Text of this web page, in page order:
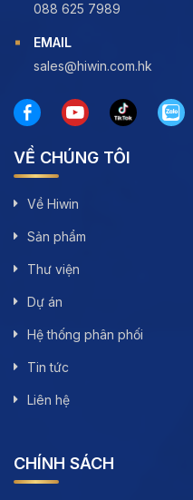
088 625 7989
EMAIL
sales@hiwin.com.hk
VỀ CHÚNG TÔI
Về Hiwin
Sản phẩm
Thư viện
Dự án
Hệ thống phân phối
Tin tức
Liên hệ
CHÍNH SÁCH